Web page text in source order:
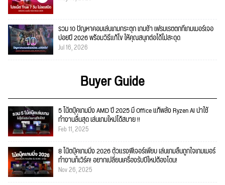
รวม 10 ปัญหาคอมเล่นเกมกระตุก เกมช้า เฟรมเรตตกที่เกมเมอร์เจอ
บ่อยปี 2026 พร้อมวิธีแก้ไข ให้คุณสนุกต่อได้ไม่สะดุด
Jul 16, 2026
Buyer Guide
5 โน้ตบุ๊คเกมมิ่ง AMD ปี 2025 มี Office แท้พลัง Ryzen AI น่าใช้
ทำงานลื่นสุด เล่นเกมใหม่ได้สบาย !!
Feb 11, 2025
8 โน๊ตบุ๊คเกมมิ่ง 2026 ตัวแรงฟีเจอร์เพียบ เล่นเกมลื่นถูกใจเกมเมอร์
ทำงานก็เวิร์ค! อยากเปลี่ยนเครื่องรับปีใหม่ต้องโดน!
Nov 26, 2025